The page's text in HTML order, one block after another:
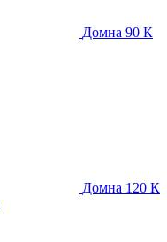
Домна 90 К
Домна 120 К